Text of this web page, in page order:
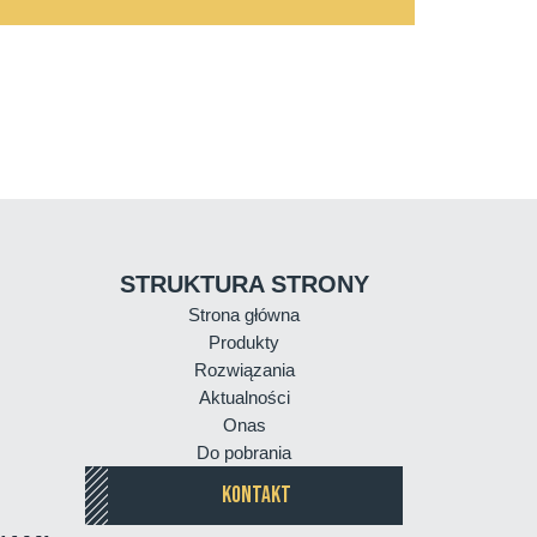
STRUKTURA STRONY
Strona główna
Produkty
Rozwiązania
Aktualności
Onas
Do pobrania
KONTAKT